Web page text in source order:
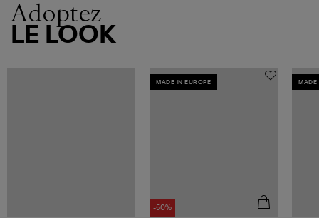
Adoptez
LE LOOK
MADE IN EUROPE
-50%
MADE